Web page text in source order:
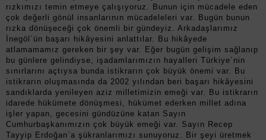
rızkımızı temin etmeye çalışıyoruz. Bunun için mücadele eden
çok değerli gönül insanlarının mücadeleleri var. Bugün bunun
rızka dönüşeceği çok önemli bir gündeyiz. Arkadaşlarımız
İnegöl´ün başarı hikâyesini anlattılar. Bu hikâyede
atlamamamız gereken bir şey var. Eğer bugün gelişim sağlanıp
bu günlere gelindiyse, işadamlarımızın hayalleri Türkiye´nin
sınırlarını açtıysa bunda istikrarın çok büyük önemi var. Bu
istikrarın oluşmasında da 2002 yılından beri başarı hikâyesini
sandıklarda yenileyen aziz milletimizin emeği var. Bu istikrarın
idarede hükümete dönüşmesi, hükümet ederken millet adına
işler yapan, gecesini gündüzüne katan Sayın
Cumhurbaşkanımızın çok büyük emeği var. Sayın Recep
Tayyip Erdoğan´a şükranlarımızı sunuyoruz. Bir şeyi üretmek